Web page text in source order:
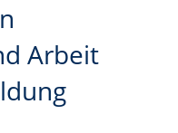
Arbeit